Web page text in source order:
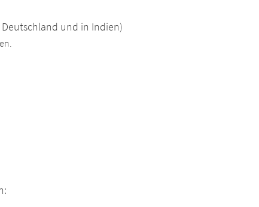
und in Indien)